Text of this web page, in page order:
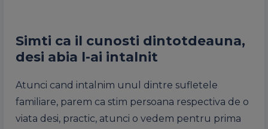
Simti ca il cunosti dintotdeauna,
desi abia l-ai intalnit
Atunci cand intalnim unul dintre sufletele
familiare, parem ca stim persoana respectiva de o
viata desi, practic, atunci o vedem pentru prima